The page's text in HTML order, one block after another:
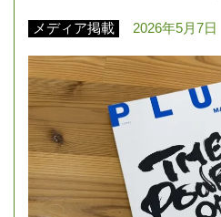
メディア掲載 2026年5月7日